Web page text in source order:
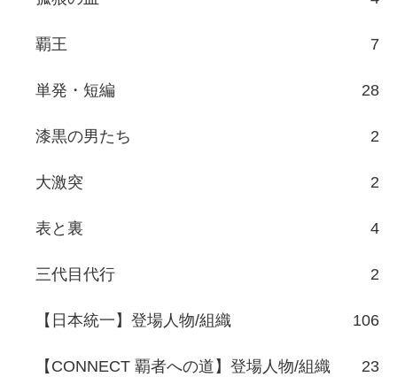
覇王 7
単発・短編 28
漆黒の男たち 2
大激突 2
表と裏 4
三代目代行 2
【日本統一】登場人物/組織 106
【CONNECT 覇者への道】登場人物/組織 23